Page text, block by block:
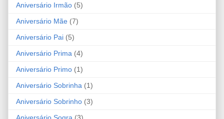
Aniversário Irmão (5)
Aniversário Mãe (7)
Aniversário Pai (5)
Aniversário Prima (4)
Aniversário Primo (1)
Aniversário Sobrinha (1)
Aniversário Sobrinho (3)